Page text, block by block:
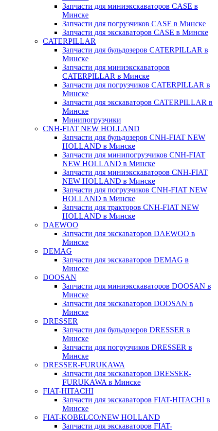
Запчасти для миниэкскаваторов CASE в
Минске
Запчасти для погрузчиков CASE в Минске
Запчасти для экскаваторов CASE в Минске
CATERPILLAR
Запчасти для бульдозеров CATERPILLAR в
Минске
Запчасти для миниэкскаваторов
CATERPILLAR в Минске
Запчасти для погрузчиков CATERPILLAR в
Минске
Запчасти для экскаваторов CATERPILLAR в
Минскe
Минипогрузчики
CNH-FIAT NEW HOLLAND
Запчасти для бульдозеров CNH-FIAT NEW
HOLLAND в Минске
Запчасти для минипогрузчиков CNH-FIAT
NEW HOLLAND в Минске
Запчасти для миниэкскаваторов CNH-FIAT
NEW HOLLAND в Минске
Запчасти для погрузчиков CNH-FIAT NEW
HOLLAND в Минске
Запчасти для тракторов CNH-FIAT NEW
HOLLAND в Минске
DAEWOO
Запчасти для экскаваторов DAEWOO в
Минске
DEMAG
Запчасти для экскаваторов DEMAG в
Минске
DOOSAN
Запчасти для миниэкскаваторов DOOSAN в
Минске
Запчасти для экскаваторов DOOSAN в
Минске
DRESSER
Запчасти для бульдозеров DRESSER в
Минске
Запчасти для погрузчиков DRESSER в
Минске
DRESSER-FURUKAWA
Запчасти для экскаваторов DRESSER-
FURUKAWA в Минске
FIAT-HITACHI
Запчасти для экскаваторов FIAT-HITACHI в
Минске
FIAT-KOBELCO/NEW HOLLAND
Запчасти для экскаваторов FIAT-